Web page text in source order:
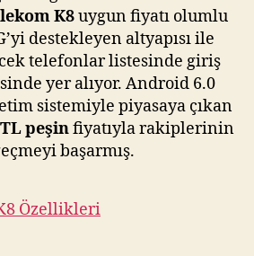
K8uygun fiyatı olumlu
destekleyen altyapısı ile
telefonlar listesinde giriş
yer alıyor. Android 6.0
sistemiyle piyasaya çıkan
peşinfiyatıyla rakiplerinin
başarmış.